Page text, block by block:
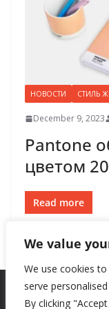
We value
We use cookies
serve
By clicking
НОВОСТИ СТИЛЬ
December 9, 2023
​​Pantone
цветом
Read more